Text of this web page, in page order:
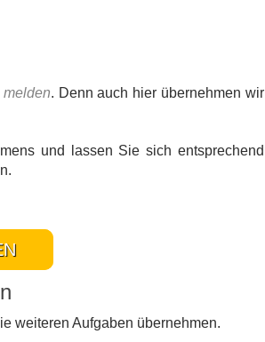
. Denn auch hier übernehmen wir
und lassen Sie sich entsprechend
weiteren Aufgaben übernehmen.